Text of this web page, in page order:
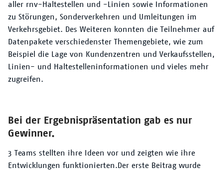
aller rnv-Haltestellen und -Linien sowie Informationen
zu Störungen, Sonderverkehren und Umleitungen im
Verkehrsgebiet. Des Weiteren konnten die Teilnehmer auf
Datenpakete verschiedenster Themengebiete, wie zum
Beispiel die Lage von Kundenzentren und Verkaufsstellen,
Linien- und Haltestelleninformationen und vieles mehr
zugreifen.
Bei der Ergebnispräsentation gab es nur
Gewinner.
3 Teams stellten ihre Ideen vor und zeigten wie ihre
Entwicklungen funktionierten. Der erste Beitrag wurde